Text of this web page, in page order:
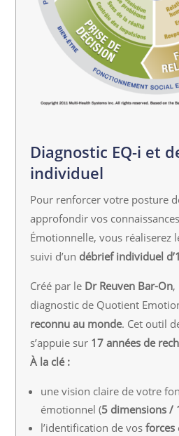
Diagnostic EQ-i et
individuel
Pour renforcer votre posture
approfondir vos
Émotionnelle, vous réaliserez
suivi d’un débrief individuel
Créé par le Dr Reuven Bar-On,
diagnostic de Quotient
reconnu au monde. Cet outil
s’appuie sur 17 années de
À la clé :
une vision claire de votre
émotionnel (5 dimensions /
l’identification de vosforces